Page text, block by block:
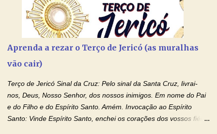
Aprenda a rezar o Terço de Jericó (as muralhas
vão cair)
Terço de Jericó Sinal da Cruz: Pelo sinal da Santa Cruz, livrai-
nos, Deus, Nosso Senhor, dos nossos inimigos. Em nome do Pai
e do Filho e do Espírito Santo. Amém. Invocação ao Espírito
Santo: Vinde Espírito Santo, enchei os corações dos vossos fiéis